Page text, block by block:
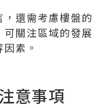
還需考慮樓盤的
關注區域的發展
素。
意事項